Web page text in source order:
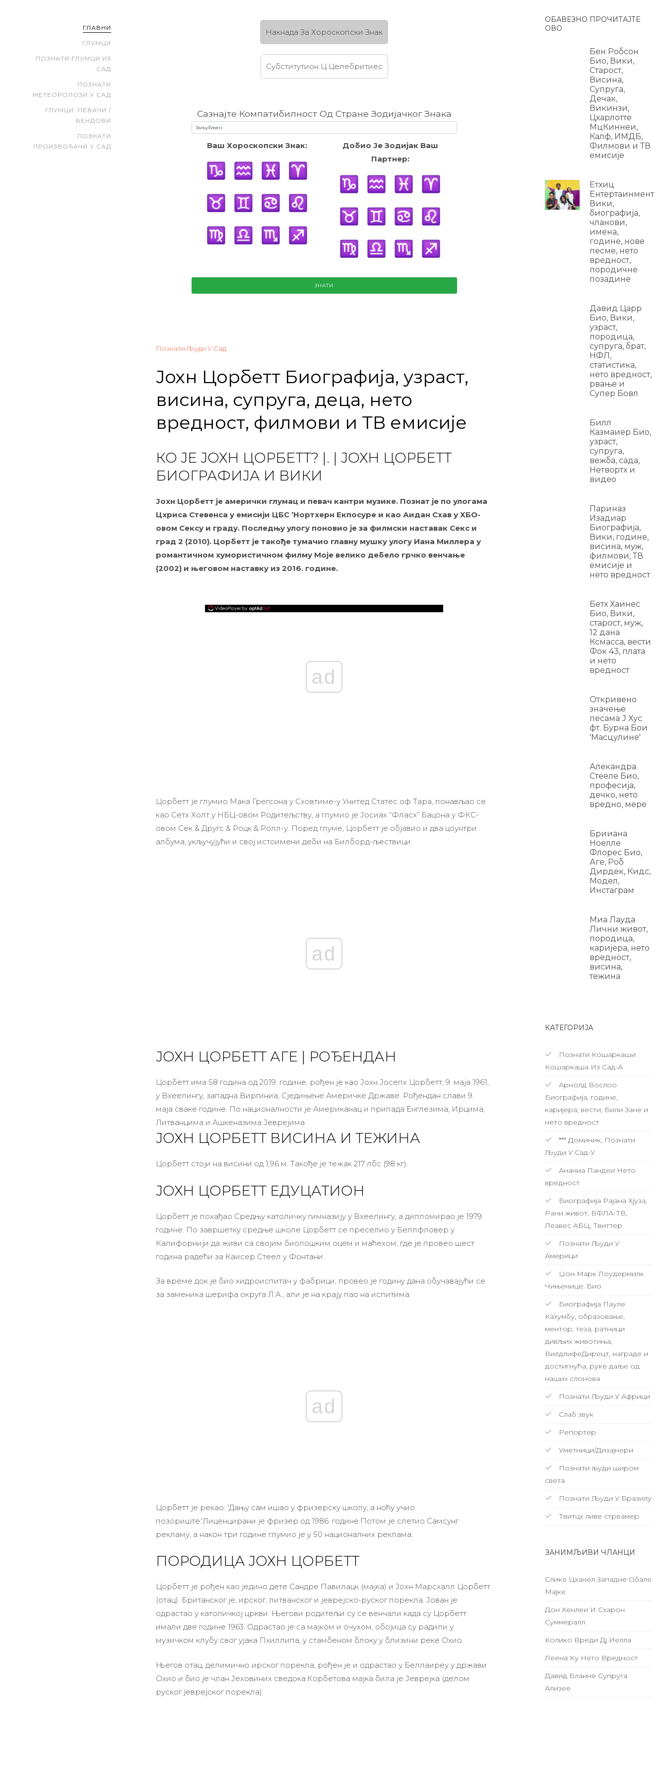
ГЛАВНИ
ГЛУМЦИ
ПОЗНАТИ ГЛУМЦИ ИЗ
САД
ПОЗНАТИ
МЕТЕОРОЛОЗИ У САД
ГЛУМЦИ, ПЕВАЧИ /
БЕНДОВИ
ПОЗНАТИ
ПРОИЗВОЂАЧИ У САД
Накнада За Хороскопски Знак
Субститутион Ц Целебритиес
Сазнајте Компатибилност Од Стране Зодијачког Знака
Ваш Хороскопски Знак:
Добио Је Зодијак Ваш
Партнер:
ЗНАТИ
Познати Људи У Сад
Јохн Цорбетт Биографија, узраст,
висина, супруга, деца, нето
вредност, филмови и ТВ емисије
КО ЈЕ ЈОХН ЦОРБЕТТ? |. | ЈОХН ЦОРБЕТТ
БИОГРАФИЈА И ВИКИ
Јохн Цорбетт је амерички глумац и певач кантри музике. Познат је по улогама
Цхриса Стевенса у емисији ЦБС ’Нортхерн Екпосуре и као Аидан Схав у ХБО-
овом Сексу и граду. Последњу улогу поновио је за филмски наставак Секс и
град 2 (2010). Цорбетт је такође тумачио главну мушку улогу Иана Миллера у
романтичном хумористичном филму Моје велико дебело грчко венчање
(2002) и његовом наставку из 2016. године.
ad
Цорбетт је глумио Мака Грегсона у Сховтиме-у Унитед Статес оф Тара, понављао се
као Сетх Холт у НБЦ-овом Родитељству, а глумио је Јосиах “Фласх” Бацона у ФКС-
овом Сек & Другс & Роцк & Ролл-у. Поред глуме, Цорбетт је објавио и два цоунтри
албума, укључујући и свој истоимени деби на Билборд-љествици.
ad
ЈОХН ЦОРБЕТТ АГЕ | РОЂЕНДАН
Цорбетт има 58 година од 2019. године, рођен је као Јохн Јосепх Цорбетт, 9. маја 1961,
у Вхеелингу, западна Виргиниа, Сједињене Америчке Државе. Рођендан слави 9.
маја сваке године. По националности је Американац и припада Енглезима, Ирцима,
Литванцима и Ашкеназима Јеврејима.
ЈОХН ЦОРБЕТТ ВИСИНА И ТЕЖИНА
Цорбетт стоји на висини од 1,96 м. Такође је тежак 217 лбс (98 кг).
ЈОХН ЦОРБЕТТ ЕДУЦАТИОН
Цорбетт је похађао Средњу католичку гимназију у Вхеелингу, а дипломирао је 1979.
године. По завршетку средње школе Цорбетт се преселио у Беллфловер у
Калифорнији да живи са својим биолошким оцем и маћехом, где је провео шест
година радећи за Каисер Стеел у Фонтани.
За време док је био хидроиспитач у фабрици, провео је годину дана обучавајући се
за заменика шерифа округа Л.А., али је на крају пао на испитима.
ad
Цорбетт је рекао: 'Дању сам ишао у фризерску школу, а ноћу учио
позориште.'Лиценцирани је фризер од 1986. године. Потом је слетио Самсунг
рекламу, а након три године глумио је у 50 националних реклама.
ПОРОДИЦА ЈОХН ЦОРБЕТТ
Цорбетт је рођен као једино дете Сандре Павилацк (мајка) и Јохн Марсхалл Цорбетт
(отац). Британског је, ирског, литванског и јеврејско-руског порекла. Јован је
одрастао у католичкој цркви. Његови родитељи су се венчали када су Цорбетт
имали две године 1963. Одрастао је са мајком и очухом, обојица су радили у
музичком клубу свог ујака Пхиллипа, у стамбеном блоку у близини реке Охио.
Његов отац, делимично ирског порекла, рођен је и одрастао у Беллаиреу у држави
Охио и био је члан Јеховиних сведока. Корбетова мајка била је Јеврејка (делом
руског јеврејског порекла).
ОБАВЕЗНО ПРОЧИТАЈТЕ
ОВО
Бен Робсон
Био, Вики,
Старост,
Висина,
Супруга,
Дечак,
Викинзи,
Цхарлотте
МцКиннеи,
Калф, ИМДБ,
Филмови и ТВ
емисије
Етхиц
Ентертаинмент
Вики,
биографија,
чланови,
имена,
године, нове
песме, нето
вредност,
породичне
позадине
Давид Царр
Био, Вики,
узраст,
породица,
супруга, брат,
НФЛ,
статистика,
нето вредност,
рвање и
Супер Бовл
Билл
Казмаиер Био,
узраст,
супруга,
вежба, сада,
Нетвортх и
видео
Париназ
Изадиар
Биографија,
Вики, године,
висина, муж,
филмови, ТВ
емисије и
нето вредност
Бетх Хаинес
Био, Вики,
старост, муж,
12 дана
Ксмасса, вести
Фок 43, плата
и нето
вредност
Откривено
значење
песама Ј Хус
фт. Бурна Бои
'Масцулине'
Алекандра
Стееле Био,
професија,
дечко, нето
вредно, мере
Брииана
Ноелле
Флорес Био,
Аге, Роб
Дирдек, Кидс,
Модел,
Инстаграм
Миа Лауда
Лични живот,
породица,
каријера, нето
вредност,
висина,
тежина
КАТЕГОРИЈА
Познати Кошаркаши
Кошаркаша Из Сад-А
Арнолд Вослоо
Биографија, године,
каријера, вести, Били Зане и
нето вредност
*** Доминик, Познати
Људи У Сад-У
Ананиа Пандеи Нето
вредност
Биографија Рајана Хјуза,
Рани живот, ВФЛА-ТВ,
Леавес АБЦ, Твиттер
Познати Људи У
Америци
Џон Марк Лоудермилк
Чињенице: Био
Биографија Пауле
Кахумбу, образовање,
ментор, теза, ратници
дивљих животиња,
ВилдлифеДирецт, награде и
достигнућа, руке даље од
наших слонова
Познати Људи У Африци
Слаб звук
Репортер
Уметници/Дизајнери
Познати људи широм
света
Познати Људи У Бразилу
Твитцх ливе стреамер
ЗАНИМЉИВИ ЧЛАНЦИ
Слике Цханел Западне Обале
Мајке
Дон Хенлеи И Схарон
Суммералл
Колико Вреди Дј Иелла
Леена Ку Нето Вредност
Давид Блаине Супруга
Ализее